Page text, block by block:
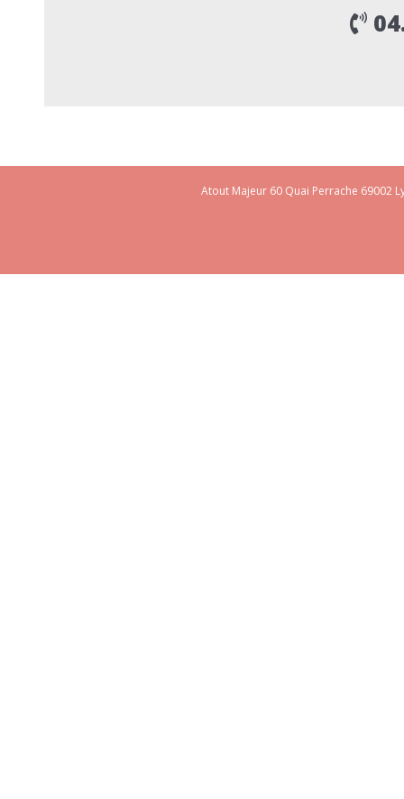
Atout Majeur 60 Quai Perrache 69002